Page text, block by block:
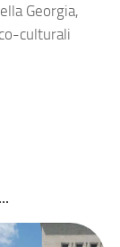
Georgia,
culturali